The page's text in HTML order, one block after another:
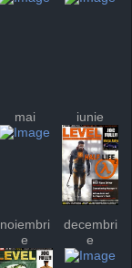
mai iunie
noiembri
e
decembri
e